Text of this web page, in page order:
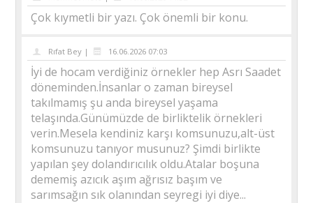
Çok kıymetli bir yazı. Çok önemli bir konu.
Rıfat Bey | 16.06.2026 07:03
İyi de hocam verdiğiniz örnekler hep Asrı Saadet
döneminden.İnsanlar o zaman bireysel
takılmamış şu anda bireysel yaşama
telaşında.Günümüzde de birliktelik örnekleri
verin.Mesela kendiniz karşı komsunuzu,alt-üst
komsunuzu tanıyor musunuz? Şimdi birlikte
yapılan şey dolandırıcılık oldu.Atalar boşuna
dememiş azıcık aşım ağrısız başım ve
sarımsağın sık olanından seyregi iyi diye...